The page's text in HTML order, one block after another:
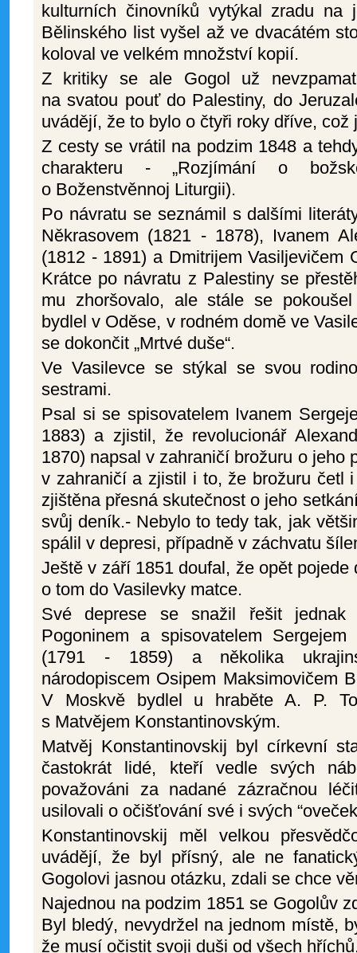
kulturních činovníků vytýkal zradu na
Bělinského list vyšel až ve dvacátém
koloval ve velkém množství kopií.
Z kritiky se ale Gogol už
na svatou pouť do Palestiny, do
uvádějí, že to bylo o čtyři roky dříve, což
Z cesty se vrátil na podzim 1848 a
charakteru - „Rozjímání o
o Boženstvěnnoj Liturgii).
Po návratu se seznámil s dalšími
Někrasovem (1821 - 1878), Ivanem
(1812 - 1891) a Dmitrijem Vasiljevičem
Krátce po návratu z Palestiny se
mu zhoršovalo, ale stále se
bydlel v Oděse, v rodném domě ve
se dokončit „Mrtvé duše“.
Ve Vasilevce se stýkal se svou
sestrami.
Psal si se spisovatelem Ivanem
1883) a zjistil, že revolucionář
1870) napsal v zahraničí brožuru o jeho
v zahraničí a zjistil i to, že brožuru četl
zjištěna přesná skutečnost o jeho
svůj deník.- Nebylo to tedy tak, jak
spálil v depresi, případně v záchvatu
Ještě v září 1851 doufal, že opět pojede
o tom do Vasilevky matce.
Své deprese se snažil řešit
Pogoninem a spisovatelem Sergejem
(1791 - 1859) a několika
národopiscem Osipem Maksimovičem
V Moskvě bydlel u hraběte A. P.
s Matvějem Konstantinovským.
Matvěj Konstantinovskij byl církevní
častokrát lidé, kteří vedle svých
považováni za nadané zázračnou
usilovali o očišťování své i svých
Konstantinovskij měl velkou
uvádějí, že byl přísný, ale ne
Gogolovi jasnou otázku, zdali se chce
Najednou na podzim 1851 se Gogolův
Byl bledý, nevydržel na jednom místě,
že musí očistit svoji duši od všech